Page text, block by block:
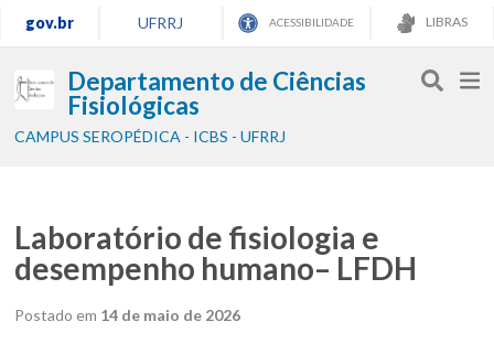
gov.br UFRRJ ACESSIBILIDADE LIBRAS
Departamento de Ciências
Fisiológicas
CAMPUS SEROPÉDICA - ICBS - UFRRJ
Laboratório de fisiologia e
desempenho humano– LFDH
Postado em 14 de maio de 2026